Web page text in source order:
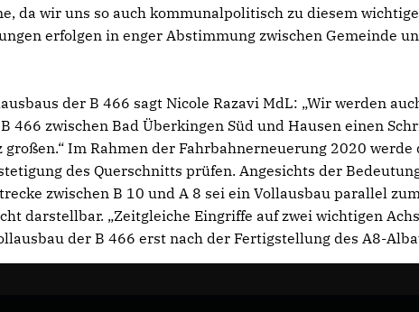
da wir uns so auch kommunalpolitisch zu diesem
erfolgen in enger Abstimmung zwischen Gemeinde
der B 466 sagt Nicole Razavi MdL: „Wir werden
466 zwischen Bad Überkingen Süd und Hausen einen
Im Rahmen der Fahrbahnerneuerung 2020 werde
des Querschnitts prüfen. Angesichts der
zwischen B 10 und A 8 sei ein Vollausbau parallel
darstellbar. „Zeitgleiche Eingriffe auf zwei wichtigen
der B 466 erst nach der Fertigstellung des A8-